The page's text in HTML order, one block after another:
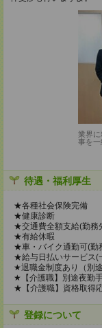
業界
事を一
待遇・福利厚生
★各種社会保険完備
★健康診断
★交通費全額支給(勤
★有給休暇
★車・バイク通勤可(
★給与日払いサービス
★退職金制度あり（別
★【介護職】別途夜勤
★【介護職】資格取得
登録について